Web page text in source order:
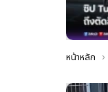
คุณอยู่ที่นี่:
หน้าหลัก